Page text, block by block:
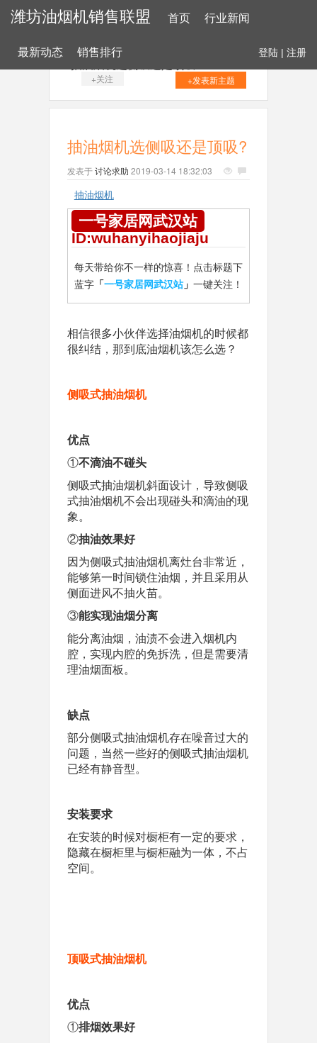
潍坊油烟机销售联盟 首页 行业新闻
最新动态 销售排行 登陆 | 注册
+关注 +发表新主题
抽油烟机选侧吸还是顶吸?
发表于讨论求助 2019-03-14 18:32:03
抽油烟机
一号家居网武汉站
ID:wuhanyihaojiaju
每天带给你不一样的惊喜！点击标题下
蓝字 「 一号家居网武汉站 」 一键关注！
相信很多小伙伴选择油烟机的时候都
很纠结，那到底油烟机该怎么选？
侧吸式抽油烟机
优点
①不滴油不碰头
侧吸式抽油烟机斜面设计，导致侧吸
式抽油烟机不会出现碰头和滴油的现
象。
②抽油效果好
因为侧吸式抽油烟机离灶台非常近，
能够第一时间锁住油烟，并且采用从
侧面进风不抽火苗。
③能实现油烟分离
能分离油烟，油渍不会进入烟机内
腔，实现内腔的免拆洗，但是需要清
理油烟面板。
缺点
部分侧吸式抽油烟机存在噪音过大的
问题，当然一些好的侧吸式抽油烟机
已经有静音型。
安装要求
在安装的时候对橱柜有一定的要求，
隐藏在橱柜里与橱柜融为一体，不占
空间。
顶吸式抽油烟机
优点
①排烟效果好